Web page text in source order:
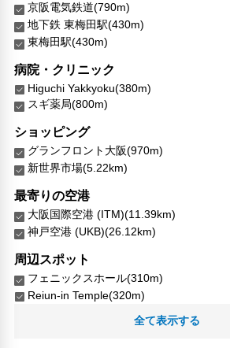
京阪電気鉄道(790m)
地下鉄 東梅田駅(430m)
東梅田駅(430m)
病院・クリニック
Higuchi Yakkyoku(380m)
スギ薬局(800m)
ショッピング
グランフロント大阪(970m)
新世界市場(5.22km)
最寄りの空港
大阪国際空港 (ITM)(11.39km)
神戸空港 (UKB)(26.12km)
周辺スポット
フェニックスホール(310m)
Reiun-in Temple(320m)
全て表示する